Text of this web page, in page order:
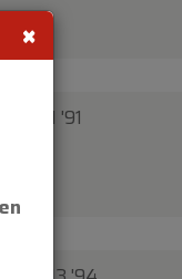
BMW K1 '91
×